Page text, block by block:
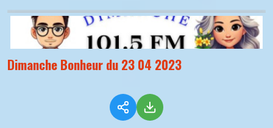
Dimanche Bonheur du 23 04 2023